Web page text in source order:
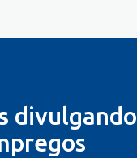
divulgando